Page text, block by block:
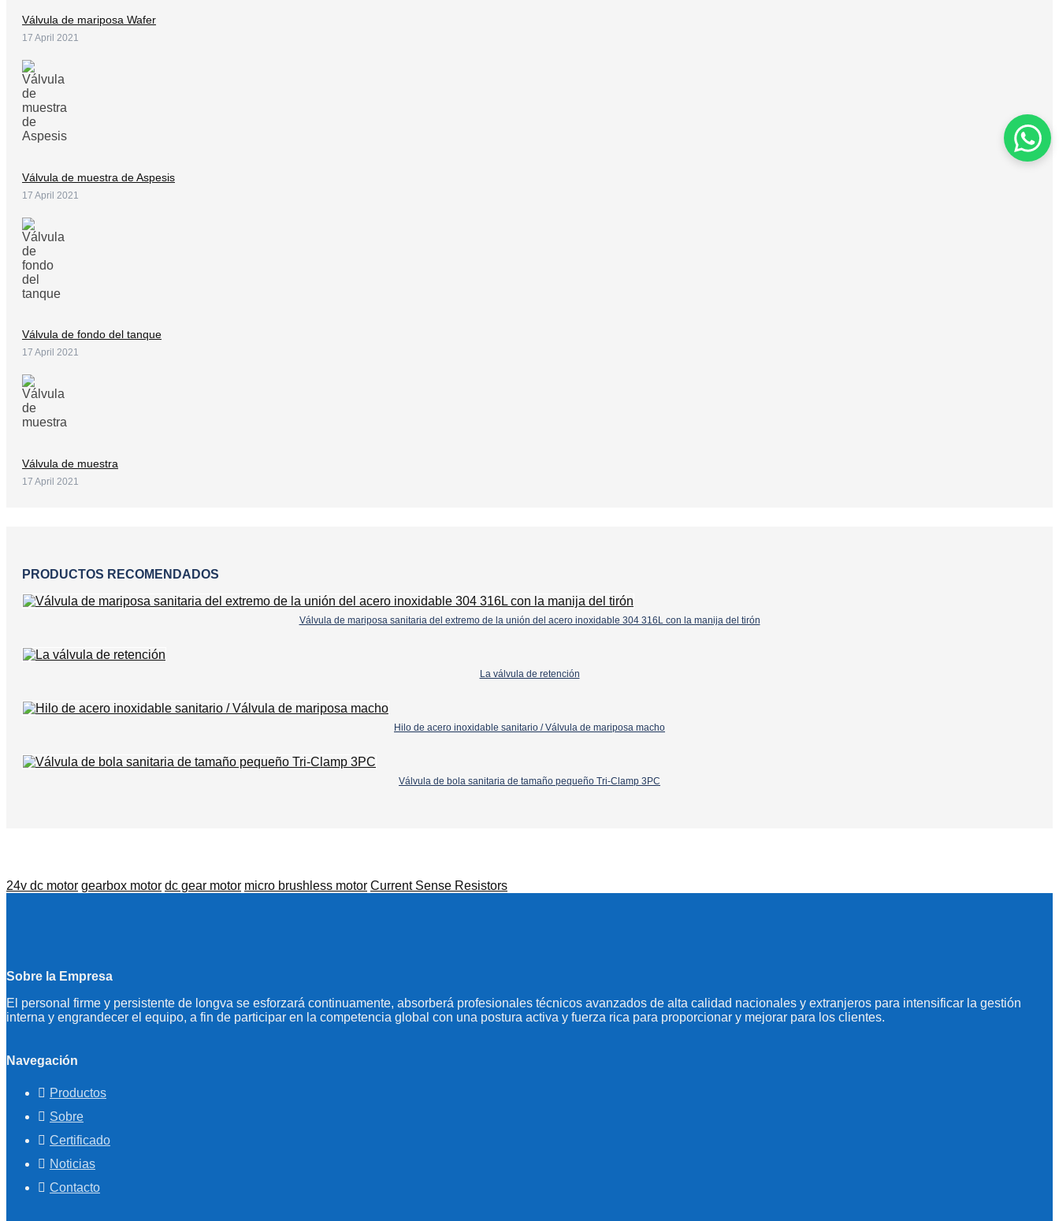
Válvula de mariposa Wafer
17 April 2021
Válvula de muestra de Aspesis
17 April 2021
Válvula de fondo del tanque
17 April 2021
Válvula de muestra
17 April 2021
PRODUCTOS RECOMENDADOS
Válvula de mariposa sanitaria del extremo de la unión del acero inoxidable 304 316L con la manija del tirón
La válvula de retención
Hilo de acero inoxidable sanitario / Válvula de mariposa macho
Válvula de bola sanitaria de tamaño pequeño Tri-Clamp 3PC
24v dc motor gearbox motor dc gear motor micro brushless motor Current Sense Resistors
Sobre la Empresa
El personal firme y persistente de longva se esforzará continuamente, absorberá profesionales técnicos avanzados de alta calidad nacionales y extranjeros para intensificar la gestión
interna y engrandecer el equipo, a fin de participar en la competencia global con una postura activa y fuerza rica para proporcionar y mejorar para los clientes.
Navegación
Productos
Sobre
Certificado
Noticias
Contacto